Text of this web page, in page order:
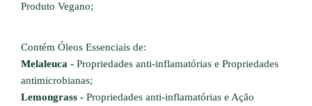
Produto Vegano;
Contém Óleos Essenciais de:
Melaleuca - Propriedades anti-inflamatórias e Propriedades
antimicrobianas;
Lemongrass - Propriedades anti-inflamatórias e Ação